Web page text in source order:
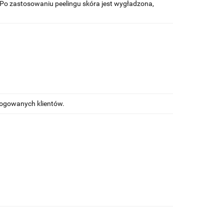
zastosowaniu peelingu skóra jest wygładzona,
klientów.